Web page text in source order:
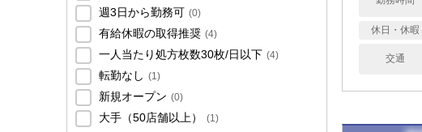
週3日から勤務可 (0)
有給休暇の取得推奨 (4)
一人当たり処方枚数30枚/日以下 (4)
転勤なし (1)
新規オープン (0)
大手（50店舗以上） (1)
休日・休暇
交通